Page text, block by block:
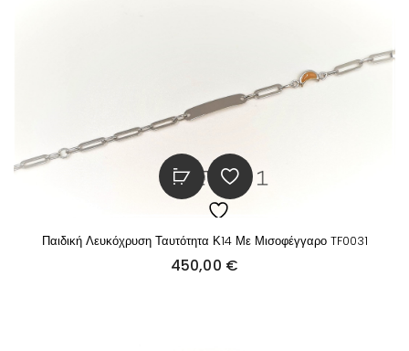
Παιδική Λευκόχρυση Ταυτότητα Κ14 Με Μισοφέγγαρο TF0031
450,00 €